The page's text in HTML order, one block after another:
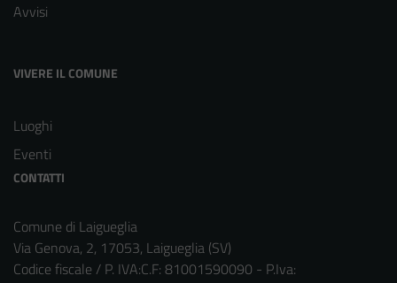
Avvisi
VIVERE IL COMUNE
Luoghi
Eventi
CONTATTI
Comune di Laigueglia
Via Genova, 2, 17053, Laigueglia (SV)
Codice fiscale / P. IVA:C.F: 81001590090 - P.Iva: